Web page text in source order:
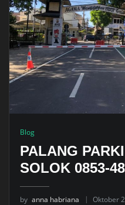
Blog
PALANG
SOLOK 0853-
by anna habriana Oktober